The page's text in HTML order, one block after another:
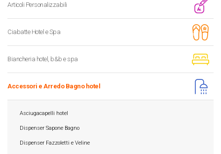
Articoli Personalizzabili
Ciabatte Hotel e Spa
Biancheria hotel, b&b e spa
Accessori e Arredo Bagno hotel
Asciugacapelli hotel
Dispenser Sapone Bagno
Dispenser Fazzoletti e Veline